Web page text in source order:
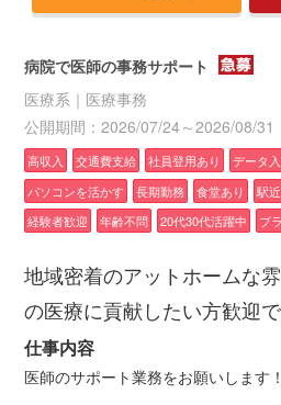
病院で医師の事務サポート
医療系｜医療事務
公開期間：2026/07/24～2026/08/31
高収入 交通費支給 社員登用あり データ
パソコンを活かす
長期勤務 食堂あり 駅近
経験者歓迎
年齢不問 20代30代活躍中 ブ
地域密着のアットホームな
の医療に貢献したい方歓迎で
仕事内容
医師のサポート業務をお願いします！